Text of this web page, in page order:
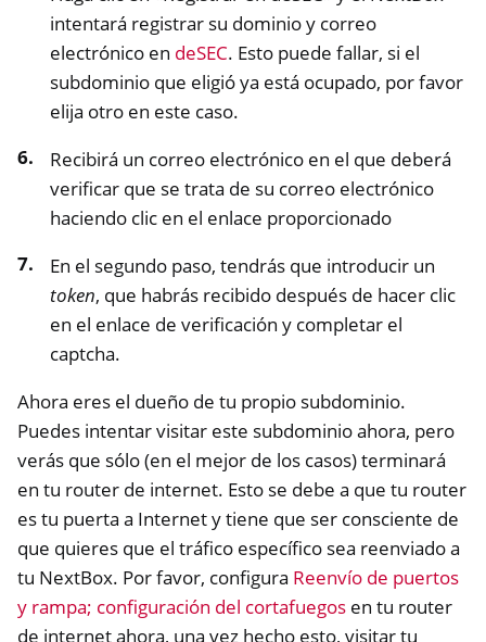
intentará registrar su dominio y correo
electrónico en deSEC. Esto puede fallar, si el
subdominio que eligió ya está ocupado, por favor
elija otro en este caso.
Recibirá un correo electrónico en el que deberá
verificar que se trata de su correo electrónico
haciendo clic en el enlace proporcionado
En el segundo paso, tendrás que introducir un
token, que habrás recibido después de hacer clic
en el enlace de verificación y completar el
captcha.
Ahora eres el dueño de tu propio subdominio.
Puedes intentar visitar este subdominio ahora, pero
verás que sólo (en el mejor de los casos) terminará
en tu router de internet. Esto se debe a que tu router
es tu puerta a Internet y tiene que ser consciente de
que quieres que el tráfico específico sea reenviado a
tu NextBox. Por favor, configura Reenvío de puertos
y rampa; configuración del cortafuegos en tu router
de internet ahora, una vez hecho esto, visitar tu